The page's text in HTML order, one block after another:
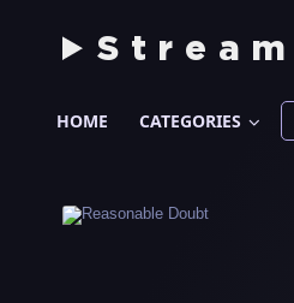
Stream
HOME CATEGORIES